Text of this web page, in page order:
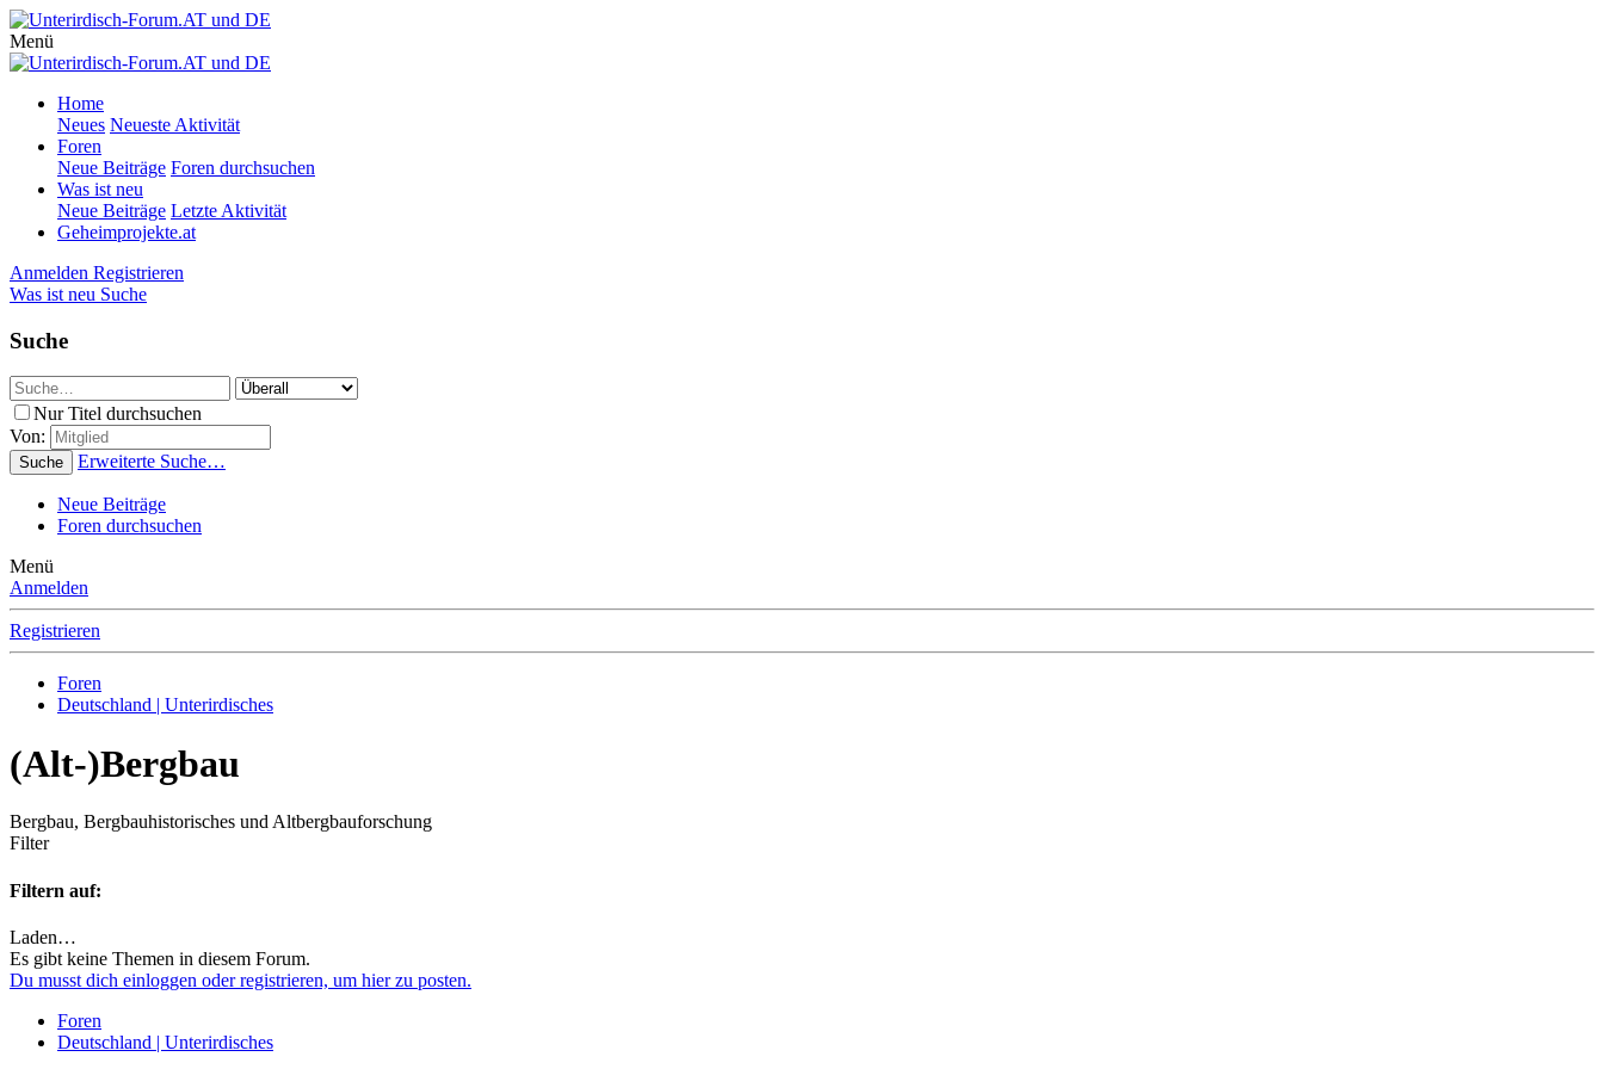
Menü
Home
Neues Neueste Aktivität
Foren
Neue Beiträge Foren durchsuchen
Was ist neu
Neue Beiträge Letzte Aktivität
Geheimprojekte.at
Anmelden Registrieren
Was ist neu Suche
Suche
Nur Titel durchsuchen
Von:
Suche Erweiterte Suche…
Neue Beiträge
Foren durchsuchen
Menü
Anmelden
Registrieren
Foren
Deutschland | Unterirdisches
(Alt-)Bergbau
Bergbau, Bergbauhistorisches und Altbergbauforschung
Filter
Filtern auf:
Laden…
Es gibt keine Themen in diesem Forum.
Du musst dich einloggen oder registrieren, um hier zu posten.
Foren
Deutschland | Unterirdisches